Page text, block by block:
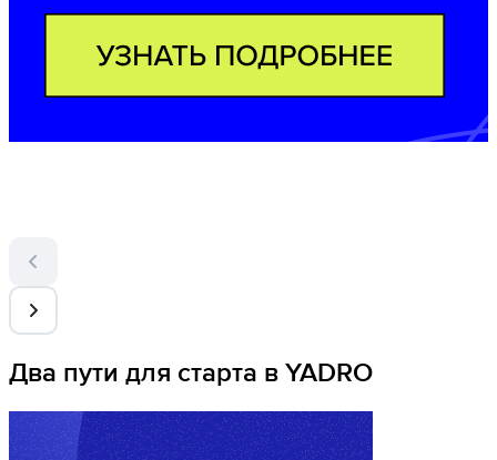
Два пути для старта в YADRO